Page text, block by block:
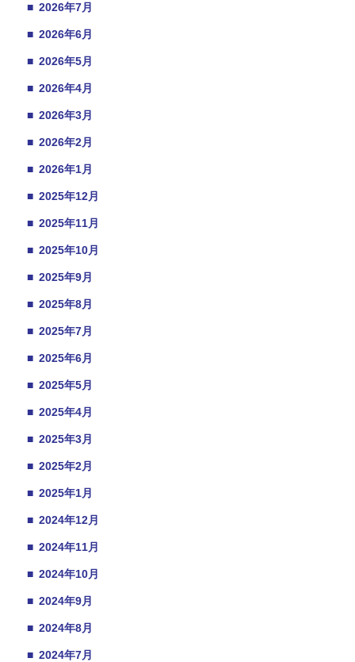
■ 2026年7月
■ 2026年6月
■ 2026年5月
■ 2026年4月
■ 2026年3月
■ 2026年2月
■ 2026年1月
■ 2025年12月
■ 2025年11月
■ 2025年10月
■ 2025年9月
■ 2025年8月
■ 2025年7月
■ 2025年6月
■ 2025年5月
■ 2025年4月
■ 2025年3月
■ 2025年2月
■ 2025年1月
■ 2024年12月
■ 2024年11月
■ 2024年10月
■ 2024年9月
■ 2024年8月
■ 2024年7月